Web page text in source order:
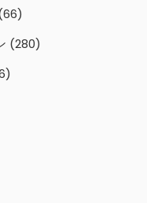
(280)